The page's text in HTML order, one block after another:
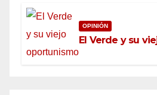
OPINIÓN
El Verde y su